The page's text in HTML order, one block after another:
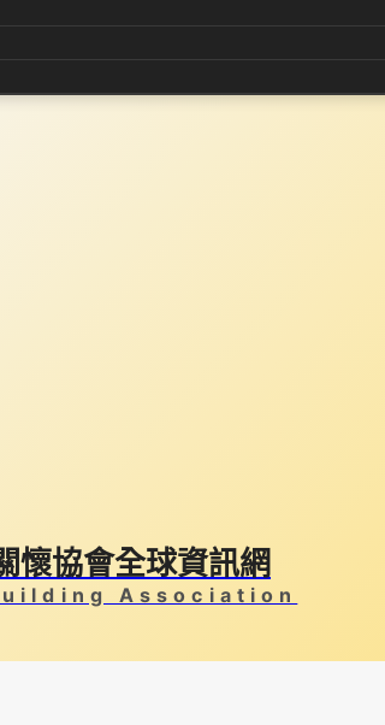
懷協會全球資訊網
Association